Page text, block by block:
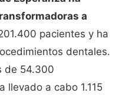
a
pacientes y ha
dentales.
de 54.300
llevado a cabo 1.115